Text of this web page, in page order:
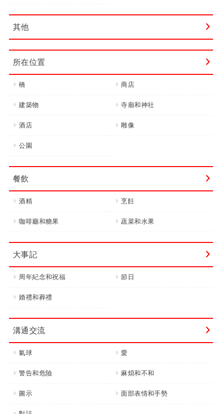
其他
所在位置
橋 商店
建築物 寺廟和神社
酒店 雕像
公園
餐飲
酒精 烹飪
咖啡廳和糖果 蔬菜和水果
大事記
周年紀念和祝福 節日
婚禮和葬禮
溝通交流
氣球 愛
警告和危險 麻煩和不和
圖示 面部表情和手勢